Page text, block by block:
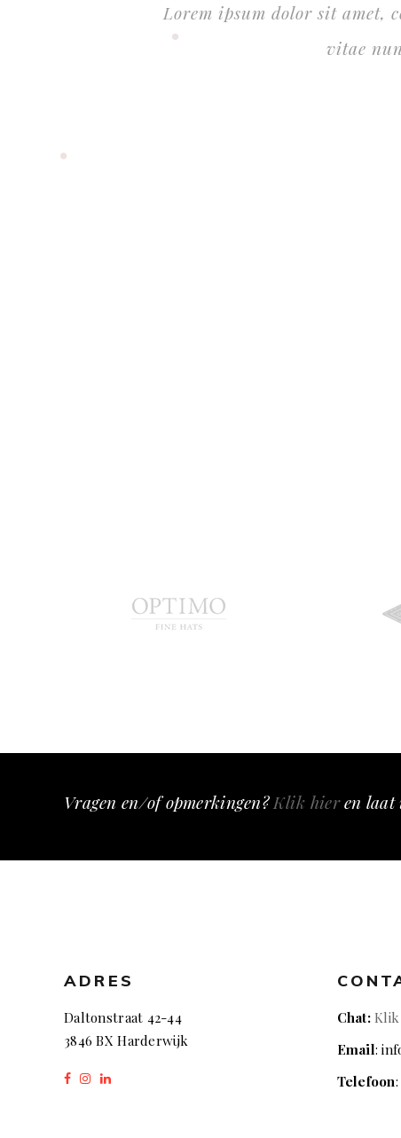
Lorem ipsum dolor sit amet,
vitae
Vragen en/of opmerkingen?Klik hieren laat
ADRES
Daltonstraat 42-44
3846 BX Harderwijk
Chat:
Email:
Telefoon